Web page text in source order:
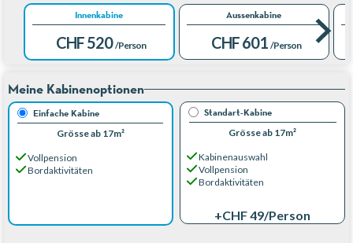
Innenkabine
CHF 520 /Person
Aussenkabine
CHF 601 /Person
Meine Kabinenoptionen
Einfache Kabine
Grösse ab 17m²
Vollpension
Bordaktivitäten
Standart-Kabine
Grösse ab 17m²
Kabinenauswahl
Vollpension
Bordaktivitäten
+CHF 49/Person